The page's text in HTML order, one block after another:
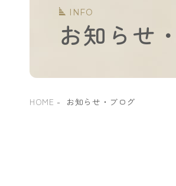
INFO
お知らせ
HOME お知らせ・ブログ